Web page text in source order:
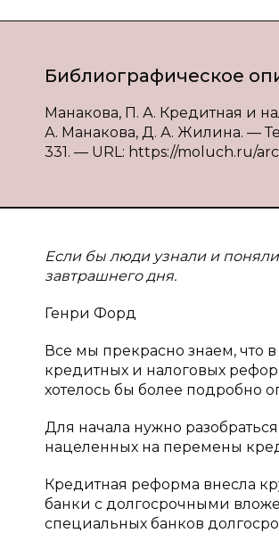
Библиографическое
Манакова, П. А. Кредитная и
А. Манакова, Д. А. Жилина. —
331. — URL: https://moluch.ru/
Если бы люди узнали и
завтрашнего дня.
Генри Форд
Все мы прекрасно знаем, что
кредитных и налоговых
хотелось бы более подробно
Для начала нужно разобраться
нацеленных на перемены
Кредитная реформа внесла
банки с долгосрочными
специальных банков